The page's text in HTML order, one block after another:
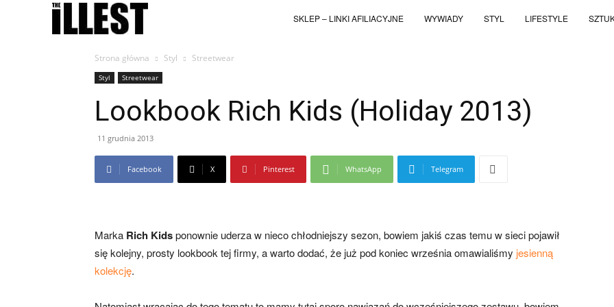
SKLEP – LINKI AFILIACYJNE WYWIADY STYL LIFESTYLE
Strona główna Styl Streetwear
Styl Streetwear
Lookbook Rich Kids (Holiday 2013)
11 grudnia 2013
Facebook X Pinterest WhatsApp Telegram
Marka Rich Kidsponownie uderza w nieco chłodniejszy sezon, bowiem jakiś czas temu w sieci pojawił
się kolejny, prosty lookbook tej firmy, a warto dodać, że już pod koniec września omawialiśmy jesienną
kolekcję.